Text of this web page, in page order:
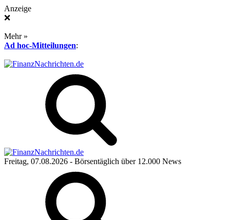
Anzeige
❌
Mehr »
Ad hoc-Mitteilungen:
Freitag, 07.08.2026 - Börsentäglich über 12.000 News